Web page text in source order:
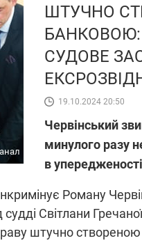
ШТУЧНО
СУДОВЕ
19.10.2024 20:50
Червінський
минулого разу
в упередженості
Роману
Світлани
штучно
СВІТЛА В УКРАЇНІ